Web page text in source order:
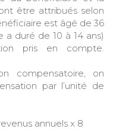
être attribués selon
est âgé de 36
duré de 10 à 14 ans)
pris en compte.
compensatoire, on
par l’unité de
annuels x 8